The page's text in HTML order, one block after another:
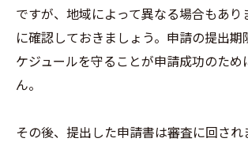
ですが、地域によって異なる場合もあり
に確認しておきましょう。申請の提出期
ケジュールを守ることが申請成功のため
ん。
その後、提出した申請書は審査に回され